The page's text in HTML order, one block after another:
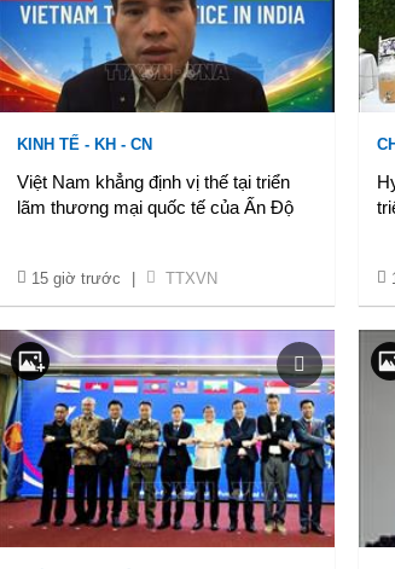
KINH TẾ - KH - CN
Việt Nam khẳng định vị thế tại triển
lãm thương mại quốc tế của Ấn Độ
15 giờ trước TTXVN